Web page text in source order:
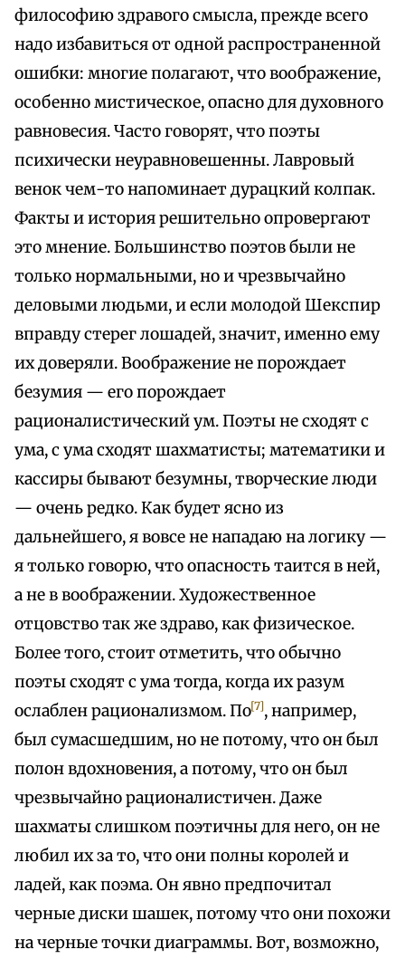
философию здравого смысла, прежде всего
надо избавиться от одной распространенной
ошибки: многие полагают, что воображение,
особенно мистическое, опасно для духовного
равновесия. Часто говорят, что поэты
психически неуравновешенны. Лавровый
венок чем-то напоминает дурацкий колпак.
Факты и история решительно опровергают
это мнение. Большинство поэтов были не
только нормальными, но и чрезвычайно
деловыми людьми, и если молодой Шекспир
вправду стерег лошадей, значит, именно ему
их доверяли. Воображение не порождает
безумия — его порождает
рационалистический ум. Поэты не сходят с
ума, с ума сходят шахматисты; математики и
кассиры бывают безумны, творческие люди
— очень редко. Как будет ясно из
дальнейшего, я вовсе не нападаю на логику —
я только говорю, что опасность таится в ней,
а не в воображении. Художественное
отцовство так же здраво, как физическое.
Более того, стоит отметить, что обычно
поэты сходят с ума тогда, когда их разум
ослаблен рационализмом. По[7], например,
был сумасшедшим, но не потому, что он был
полон вдохновения, а потому, что он был
чрезвычайно рационалистичен. Даже
шахматы слишком поэтичны для него, он не
любил их за то, что они полны королей и
ладей, как поэма. Он явно предпочитал
черные диски шашек, потому что они похожи
на черные точки диаграммы. Вот, возможно,